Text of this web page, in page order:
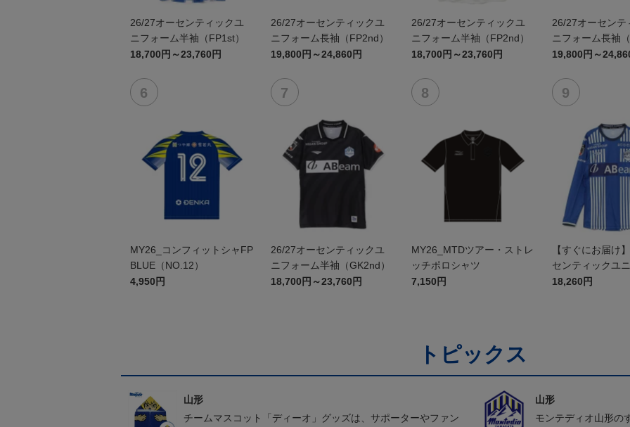
26/27オーセンティックユ
ニフォーム半袖（FP1st）
18,700円～23,760円
26/27オーセンティックユ
ニフォーム長袖（FP2nd）
19,800円～24,860円
26/27オーセンティックユ
ニフォーム半袖（FP2nd）
18,700円～23,760円
26/27オーセンテ
ニフォーム長袖
19,800円～
MY26_コンフィットシャFP
BLUE（NO.12）
4,950円
26/27オーセンティックユ
ニフォーム半袖（GK2nd）
18,700円～23,760円
MY26_MTDツアー・ストレ
ッチポロシャツ
7,150円
【すぐにお届け
センティックユ
FP1st（長袖）
18,260円
トピックス
山形
チームマスコット「ディーオ」グッズは、サポーターやファン
山形
モンテディオ山形の